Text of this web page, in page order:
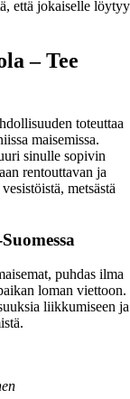
että jokaiselle löytyy
– Tee
toteuttaa
maisemissa.
sinulle sopivin
rentouttavan ja
metsästä
puhdas ilma
loman viettoon.
liikkumiseen ja